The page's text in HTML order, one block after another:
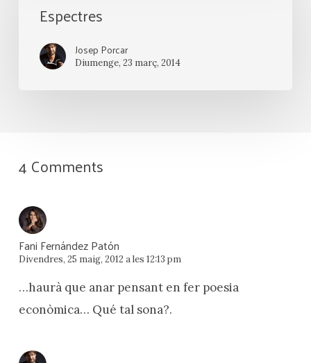
Espectres
Josep Porcar
Diumenge, 23 març, 2014
4 Comments
Fani Fernández Patón
Divendres, 25 maig, 2012 a les 12:13 pm
…haurà que anar pensant en fer poesia
econòmica… Qué tal sona?.